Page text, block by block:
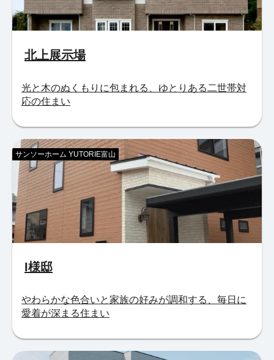
北上展示場
光と木のぬくもりに包まれる、ゆとりある二世帯対
応の住まい
I様邸
サンソーホーム YUTORIE富山
やわらかな色合いと家族の好みが調和する、毎日に
愛着が深まる住まい